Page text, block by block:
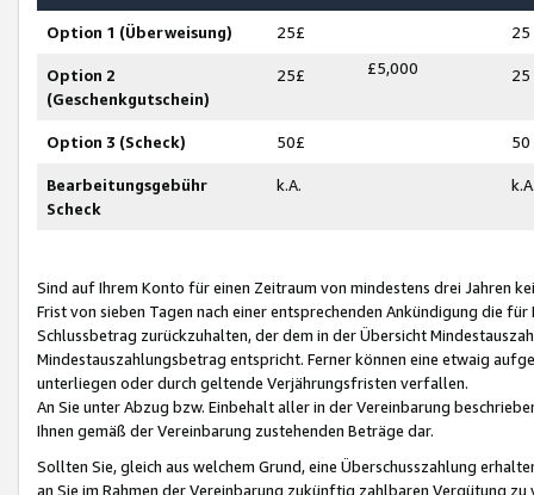
Option 1 (Überweisung) 25£ 25
Option 2
(Geschenkgutschein)
25£ £5,000 25
Option 3 (Scheck) 50£ 50
Bearbeitungsgebühr
Scheck
k.A.
Sind auf Ihrem Konto für einen Zeitraum von mindestens drei Jahren
Frist von sieben Tagen nach einer entsprechenden Ankündigung die
Schlussbetrag zurückzuhalten, der dem in der Übersicht
Mindestauszahlungsbetrag entspricht. Ferner können eine etwaig
unterliegen oder durch geltende Verjährungsfristen verfallen.
An Sie unter Abzug bzw. Einbehalt aller in der Vereinbarung
Ihnen gemäß der Vereinbarung zustehenden Beträge dar.
Sollten Sie, gleich aus welchem Grund, eine Überschusszahlung
an Sie im Rahmen der Vereinbarung zukünftig zahlbaren Vergütung zu